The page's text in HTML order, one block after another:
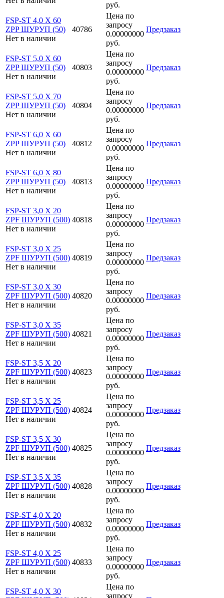
руб.
FSP-ST 4,0 X 60
ZPP ШУРУП (50)
Нет в наличии
40786
Цена по
запросу
0.00000000
руб.
Предзаказ
FSP-ST 5,0 X 60
ZPP ШУРУП (50)
Нет в наличии
40803
Цена по
запросу
0.00000000
руб.
Предзаказ
FSP-ST 5,0 X 70
ZPP ШУРУП (50)
Нет в наличии
40804
Цена по
запросу
0.00000000
руб.
Предзаказ
FSP-ST 6,0 X 60
ZPP ШУРУП (50)
Нет в наличии
40812
Цена по
запросу
0.00000000
руб.
Предзаказ
FSP-ST 6,0 X 80
ZPP ШУРУП (50)
Нет в наличии
40813
Цена по
запросу
0.00000000
руб.
Предзаказ
FSP-ST 3,0 X 20
ZPF ШУРУП (500)
Нет в наличии
40818
Цена по
запросу
0.00000000
руб.
Предзаказ
FSP-ST 3,0 X 25
ZPF ШУРУП (500)
Нет в наличии
40819
Цена по
запросу
0.00000000
руб.
Предзаказ
FSP-ST 3,0 X 30
ZPF ШУРУП (500)
Нет в наличии
40820
Цена по
запросу
0.00000000
руб.
Предзаказ
FSP-ST 3,0 X 35
ZPF ШУРУП (500)
Нет в наличии
40821
Цена по
запросу
0.00000000
руб.
Предзаказ
FSP-ST 3,5 X 20
ZPF ШУРУП (500)
Нет в наличии
40823
Цена по
запросу
0.00000000
руб.
Предзаказ
FSP-ST 3,5 X 25
ZPF ШУРУП (500)
Нет в наличии
40824
Цена по
запросу
0.00000000
руб.
Предзаказ
FSP-ST 3,5 X 30
ZPF ШУРУП (500)
Нет в наличии
40825
Цена по
запросу
0.00000000
руб.
Предзаказ
FSP-ST 3,5 X 35
ZPF ШУРУП (500)
Нет в наличии
40828
Цена по
запросу
0.00000000
руб.
Предзаказ
FSP-ST 4,0 X 20
ZPF ШУРУП (500)
Нет в наличии
40832
Цена по
запросу
0.00000000
руб.
Предзаказ
FSP-ST 4,0 X 25
ZPF ШУРУП (500)
Нет в наличии
40833
Цена по
запросу
0.00000000
руб.
Предзаказ
FSP-ST 4,0 X 30
Цена по
запросу